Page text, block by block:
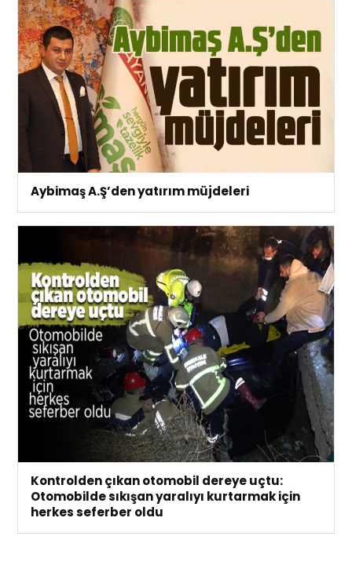
Aybimaş A.Ş’den yatırım müjdeleri
Kontrolden çıkan otomobil dereye uçtu:
Otomobilde sıkışan yaralıyı kurtarmak için
herkes seferber oldu